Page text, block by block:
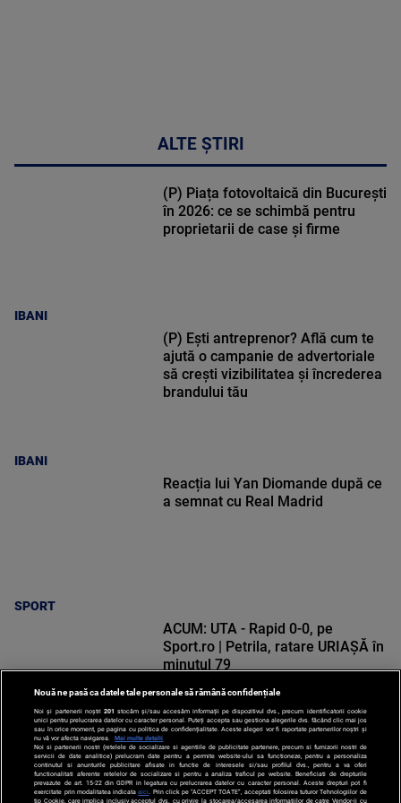
ALTE ȘTIRI
IBANI
(P) Piața fotovoltaică din București
în 2026: ce se schimbă pentru
proprietarii de case și firme
IBANI
(P) Ești antreprenor? Află cum te
ajută o campanie de advertoriale
să crești vizibilitatea și încrederea
brandului tău
SPORT
Reacția lui Yan Diomande după ce
a semnat cu Real Madrid
SPORT
ACUM: UTA - Rapid 0-0, pe
Sport.ro | Petrila, ratare URIAȘĂ în
minutul 79
Nouă ne pasă ca datele tale personale să rămână confidențiale
Noi și partenerii noștri 201 stocăm și/sau accesăm informații pe dispozitivul dvs., precum identificatorii cookie
unici pentru prelucrarea datelor cu caracter personal. Puteți accepta sau gestiona alegerile dvs. făcând clic mai jos
sau în orice moment, pe pagina cu politica de confidențialitate. Aceste alegeri vor fi raportate partenerilor noștri și
nu vă vor afecta navigarea.
Mai multe detalii
Noi si partenerii nostri (retelele de socializare si agentiile de publicitate partenere, precum si furnizorii nostri de
servicii de date analitice) prelucram date pentru a permite website-ului sa functioneze, pentru a personaliza
continutul si anunturile publicitare afisate in functie de interesele si/sau profilul dvs., pentru a va oferi
functionalitati aferente retelelor de socializare si pentru a analiza traficul pe website. Beneficiati de drepturile
prevazute de art. 15-22 din GDPR in legatura cu prelucrarea datelor cu caracter personal. Aceste drepturi pot fi
exercitate prin modalitatea indicataaici . Prin click pe “ACCEPT TOATE”, acceptati folosirea tuturor Tehnologiilor de
tip Cookie, care implica inclusiv acceptul dvs. cu privire la stocarea/accesarea informatiilor de catre Vendor-ii cu